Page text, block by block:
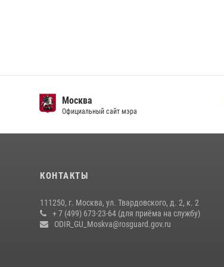
Москва
Официальный сайт мэра
КОНТАКТЫ
111250, г. Москва, ул. Твардовского, д. 2, к. 2
+ 7 (499) 673-23-64 (для приёма на службу)
ODIR_GU_Moskva@rosguard.gov.ru